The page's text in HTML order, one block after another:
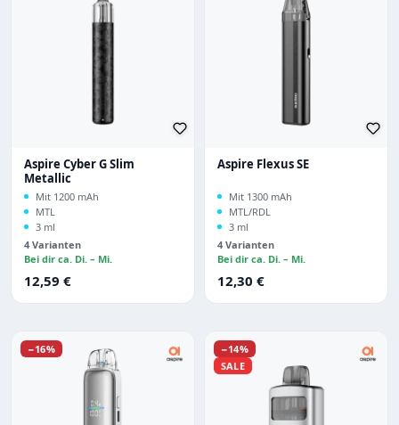
Aspire Cyber G Slim
Metallic
Mit 1200 mAh
MTL
3 ml
4 Varianten
Bei dir ca. Di. – Mi.
Regulärer Preis:
12,59 €
Aspire Flexus SE
Mit 1300 mAh
MTL/RDL
3 ml
4 Varianten
Bei dir ca. Di. – Mi.
Regulärer Preis:
12,30 €
Rabatt
−16% Rabatt
−14%
SALE